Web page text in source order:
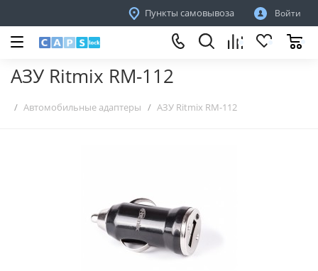
Пункты самовывоза Войти
АЗУ Ritmix RM-112
Автомобильные адаптеры АЗУ Ritmix RM-112